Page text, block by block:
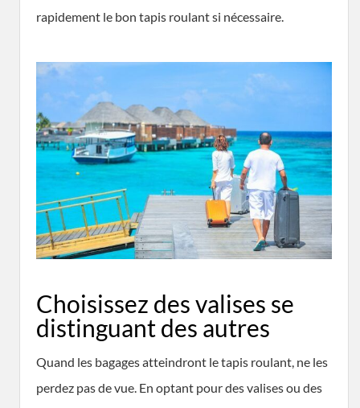
rapidement le bon tapis roulant si nécessaire.
Choisissez des valises se
distinguant des autres
Quand les bagages atteindront le tapis roulant, ne les
perdez pas de vue. En optant pour des valises ou des